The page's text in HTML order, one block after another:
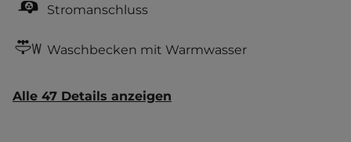
Stromanschluss
Waschbecken mit Warmwasser
Alle 47 Details anzeigen